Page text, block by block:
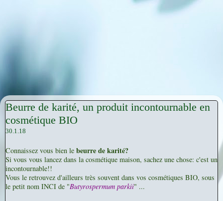
Beurre de karité, un produit incontournable en
cosmétique BIO
30.1.18
Connaissez vous bien le beurre de karité?
Si vous vous lancez dans la cosmétique maison, sachez une chose: c'est un
incontournable!!
Vous le retrouvez d'ailleurs très souvent dans vos cosmétiques BIO, sous
le petit nom INCI de "Butyrospermum parkii" ...